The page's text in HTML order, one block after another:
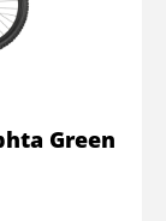
Green